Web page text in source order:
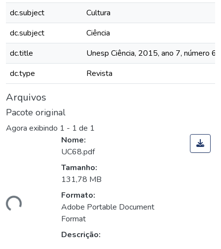
dc.subject
Cultura
dc.subject
Ciência
dc.title
Unesp Ciência, 2015, ano 7, número 68
dc.type
Revista
Arquivos
Pacote original
Agora exibindo 1 - 1 de 1
Nome:
UC68.pdf
Tamanho:
131,78 MB
Formato:
Adobe Portable Document
Format
Descrição: